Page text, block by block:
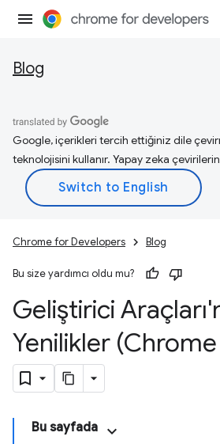
Blog
Google, içerikleri tercih ettiğiniz dile
teknolojisini kullanır. Yapay zeka
Chrome for Developers Blog
Bu size yardımcı oldu mu?
Geliştirici
Yenilikler
Bu sayfada